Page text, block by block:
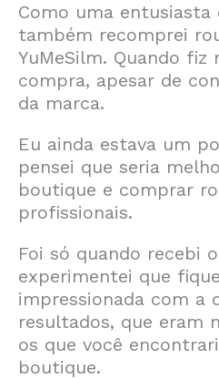
Como uma entusiasta
também recomprei
YuMeSilm. Quando fiz
compra, apesar de
da marca.
Eu ainda estava um
pensei que seria
boutique e comprar
profissionais.
Foi só quando recebi
experimentei que
impressionada com a
resultados, que eram
os que você
boutique.